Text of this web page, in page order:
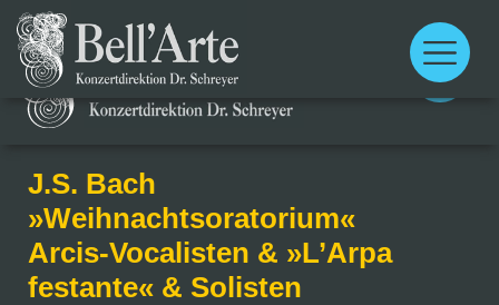
Main
menu
Main
menu
J.S. Bach
»Weihnachtsoratorium«
Arcis-Vocalisten & »L’Arpa
festante« & Solisten